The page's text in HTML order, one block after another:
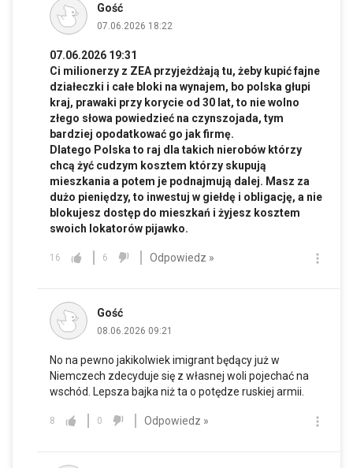
Gość
07.06.2026 18:22
07.06.2026 19:31
Ci milionerzy z ZEA przyjeżdżają tu, żeby kupić fajne
działeczki i całe bloki na wynajem, bo polska głupi
kraj, prawaki przy korycie od 30 lat, to nie wolno
złego słowa powiedzieć na czynszojada, tym
bardziej opodatkować go jak firmę.
Dlatego Polska to raj dla takich nierobów którzy
chcą żyć cudzym kosztem którzy skupują
mieszkania a potem je podnajmują dalej. Masz za
dużo pieniędzy, to inwestuj w giełdę i obligację, a nie
blokujesz dostęp do mieszkań i żyjesz kosztem
swoich lokatorów pijawko.
16 6 Odpowiedz »
Gość
08.06.2026 09:21
No na pewno jakikolwiek imigrant będący już w
Niemczech zdecyduje się z własnej woli pojechać na
wschód. Lepsza bajka niż ta o potędze ruskiej armii.
8 0 Odpowiedz »